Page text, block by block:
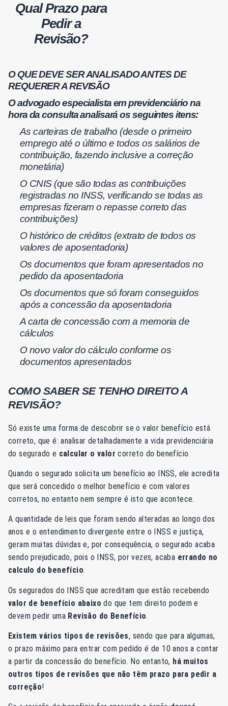
Qual Prazo para
Pedir a
Revisão?
O QUE DEVE SER ANALISADO ANTES DE
REQUERER A REVISÃO
O advogado especialista em previdenciário na
hora da consulta analisará os seguintes itens:
As carteiras de trabalho (desde o primeiro
emprego até o último e todos os salários de
contribuição, fazendo inclusive a correção
monetária)
O CNIS (que são todas as contribuições
registradas no INSS, verificando se todas as
empresas fizeram o repasse correto das
contribuições)
O histórico de créditos (extrato de todos os
valores de aposentadoria)
Os documentos que foram apresentados no
pedido da aposentadoria
Os documentos que só foram conseguidos
após a concessão da aposentadoria
A carta de concessão com a memoria de
cálculos
O novo valor do cálculo conforme os
documentos apresentados
COMO SABER SE TENHO DIREITO A
REVISÃO?
Só existe uma forma de descobrir se o valor benefício está
correto, que é: analisar detalhadamente a vida previdenciária
do segurado e calcular o valor correto do benefício.
Quando o segurado solicita um benefício ao INSS, ele acredita
que será concedido o melhor benefício e com valores
corretos, no entanto nem sempre é isto que acontece.
A quantidade de leis que foram sendo alteradas ao longo dos
anos e o entendimento divergente entre o INSS e justiça,
geram muitas dúvidas e, por consequência, o segurado acaba
sendo prejudicado, pois o INSS, por vezes, acaba errando no
calculo do benefício.
Os segurados do INSS que acreditam que estão recebendo
valor de benefício abaixo do que tem direito podem e
devem pedir uma Revisão do Benefício.
Existem vários tipos de revisões, sendo que para algumas,
o prazo máximo para entrar com pedido é de 10 anos a contar
a partir da concessão do benefício. No entanto, há muitos
outros tipos de revisões que não têm prazo para pedir a
correção!